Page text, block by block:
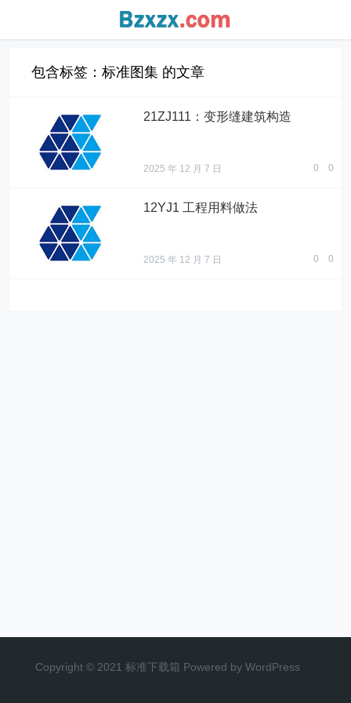
包含标签：标准图集 的文章
21ZJ111：变形缝建筑构造
2025 年 12 月 7 日 0 0
12YJ1 工程用料做法
2025 年 12 月 7 日 0 0
Copyright © 2021 标准下载箱 Powered by WordPress